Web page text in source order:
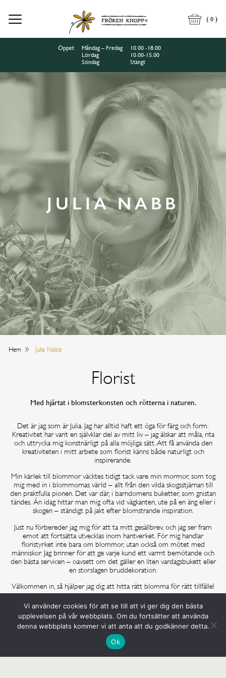
( 0 )
Öppet Måndag – Fredag
10.00 -18.00
Lördag
10.00-15.00
Söndag
Stängt
JULIA NABB
Hem Julia Nabb
Florist
Med hjärtat i blomsterkonsten och rötterna i naturen.
Det är jag som är Julia. Jag har alltid haft ett öga för färg och form.
Kreativitet har varit en självklar del av mitt liv – jag älskar att måla, rita
och uttrycka mig konstnärligt på alla möjliga sätt. Att få använda den
kreativiteten i mitt arbete som florist känns både naturligt och
inspirerande.
Min kärlek till blommor väcktes tidigt tack vare min mormor, som tog
mig med in i blommornas värld – allt från den vilda skogsstjärnan till
den praktfulla pionen. Det var där, i barndomens buketter, som gnistan
tändes. Än idag hittar man mig ofta vid vägkanten, ute på en äng eller i
skogen – ständigt på jakt efter blomstrande inspiration.
Just nu förbereder jag mig för att ta mitt gesällbrev, och jag ser fram
emot att fortsätta utvecklas inom hantverket. För mig handlar
floristyrket inte bara om blommor, utan också om mötet med
människor. Jag brinner för att ge varje kund ett varmt bemötande och
den bästa servicen – oavsett om det gäller en liten vardagsbukett eller
en storslagen bruddekoration.
Välkommen in, så hjälper jag dig att hitta rätt blomma för rätt tillfälle!
MEJLA JULIA
Vi använder cookies för att se till att vi ger dig den bästa
upplevelsen på vår webbplats. Om du fortsätter att använda
denna webbplats kommer vi att anta att du godkänner detta.
Ok